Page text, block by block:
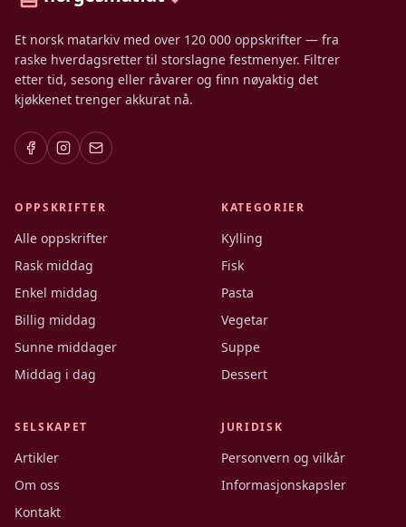
Et norsk matarkiv med over 120 000 oppskrifter — fra
raske hverdagsretter til storslagne festmenyer. Filtrer
etter tid, sesong eller råvarer og finn nøyaktig det
kjøkkenet trenger akkurat nå.
OPPSKRIFTER
Alle oppskrifter
Rask middag
Enkel middag
Billig middag
Sunne middager
Middag i dag
KATEGORIER
Kylling
Fisk
Pasta
Vegetar
Suppe
Dessert
SELSKAPET
Artikler
Om oss
Kontakt
JURIDISK
Personvern og vilkår
Informasjonskapsler